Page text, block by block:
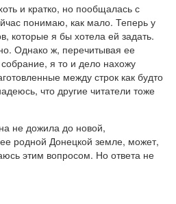
и кратко, но пообщалась с
понимаю, как мало. Теперь у
которые я бы хотела ей задать.
Однако ж, перечитывая ее
я то и дело нахожу
между строк как будто
что другие читатели тоже
не дожила до новой,
родной Донецкой земле, может,
этим вопросом. Но ответа не